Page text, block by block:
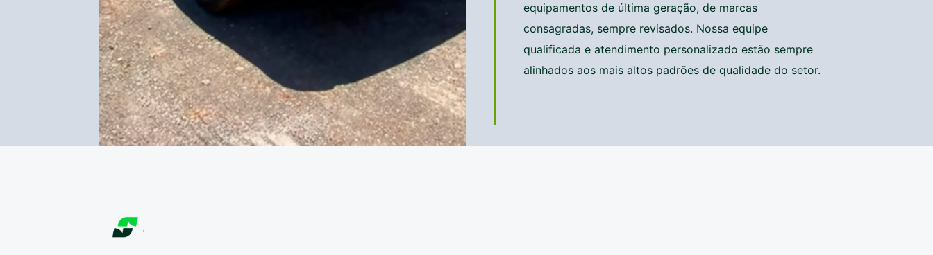
equipamentos de última geração, de marcas
consagradas, sempre revisados. Nossa equipe
qualificada e atendimento personalizado estão sempre
alinhados aos mais altos padrões de qualidade do setor.